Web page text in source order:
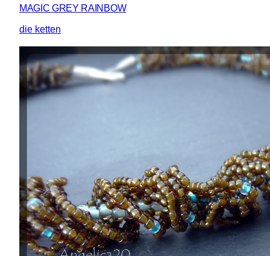
MAGIC GREY RAINBOW
die ketten